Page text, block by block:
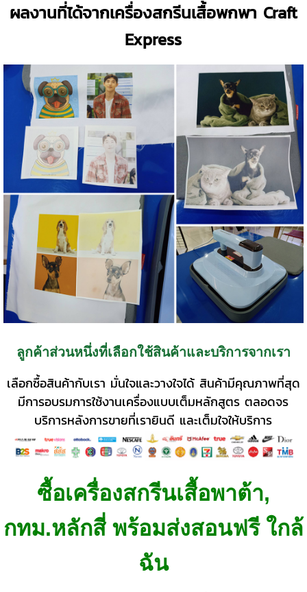
ผลงานที่ได้จากเครื่องสกรีนเสื้อพกพา Craft
Express
ลูกค้าส่วนหนึ่งที่เลือกใช้สินค้าและบริการจากเรา
เลือกซื้อสินค้ากับเรา มั่นใจและวางใจได้ สินค้ามีคุณภาพที่สุด
มีการอบรมการใช้งานเครื่องแบบเต็มหลักสูตร ตลอดจร
บริการหลังการขายที่เรายินดี และเต็มใจให้บริการ
ซื้อเครื่องสกรีนเสื้อพาต้า,
กทม.หลักสี่ พร้อมส่งสอนฟรี ใกล้
ฉัน